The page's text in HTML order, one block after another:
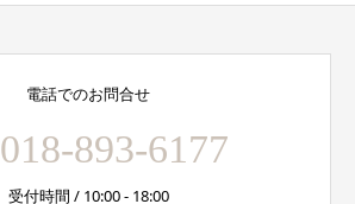
電話でのお問合せ
018-893-6177
受付時間 / 10:00 - 18:00